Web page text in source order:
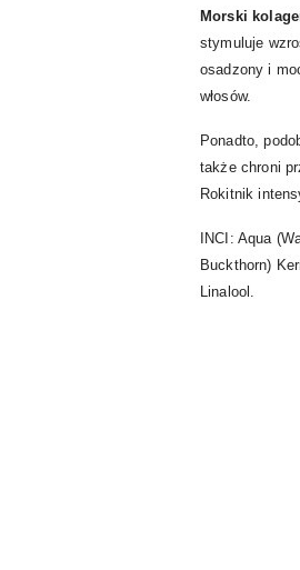
Morski
stymuluje
osadzony i
włosów.
Ponadto,
także chroni
Rokitnik
INCI: Aqua
Buckthorn)
Linalool.